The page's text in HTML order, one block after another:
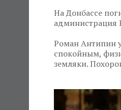
На Донбассе
администрация
Роман Антипин
спокойным,
земляки.